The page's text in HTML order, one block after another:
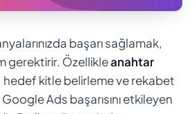
başarı sağlamak,
gerektirir. Özellikleanahtar
hedef kitle belirleme ve rekabet
Ads başarısını etkileyen